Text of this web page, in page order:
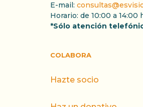
E-mail:
Horario: de 10:00 a 14:00
*Sólo atención
COLABORA
Hazte socio